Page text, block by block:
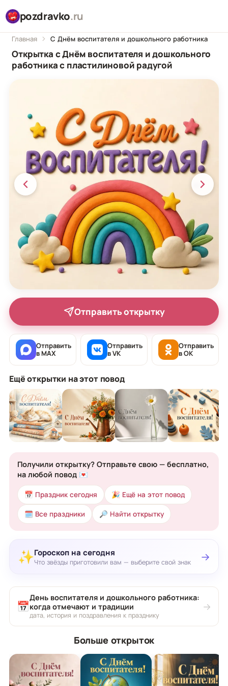
pozdravko.ru
Главная С Днём воспитателя и дошкольного работника
Открытка с Днём воспитателя и дошкольного
работника с пластилиновой радугой
Отправить открытку
Отправить
в MAX
Отправить
в VK
Отправить
в OK
Ещё открытки на этот повод
Получили открытку? Отправьте свою — бесплатно,
на любой повод 💌
📅 Праздник сегодня 🎉 Ещё на этот повод
🗓 Все праздники 🔎 Найти открытку
✨Гороскоп на сегодня
Что звёзды приготовили вам — выберите свой знак →
📅
День воспитателя и дошкольного работника:
когда отмечают и традиции
дата, история и поздравления к празднику
→
Больше открыток